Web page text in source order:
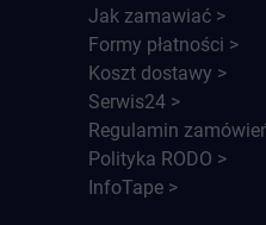
Jak zamawiać >
Formy płatności >
Koszt dostawy >
Serwis24 >
Regulamin
Polityka RODO >
InfoTape >